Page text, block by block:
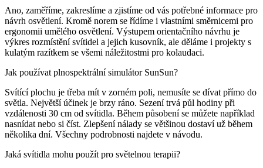
Ano, zaměříme, zakreslíme a zjistíme od vás potřebné informace pro
návrh osvětlení. Kromě norem se řídíme i vlastními směrnicemi pro
ergonomii umělého osvětlení. Výstupem orientačního návrhu je
výkres rozmístění svítidel a jejich kusovník, ale děláme i projekty s
kulatým razítkem se všemi náležitostmi pro kolaudaci.
Jak používat plnospektrální simulátor SunSun?
Svítící plochu je třeba mít v zorném poli, nemusíte se dívat přímo do
světla. Největší účinek je brzy ráno. Sezení trvá půl hodiny při
vzdálenosti 30 cm od svítidla. Během působení se můžete například
nasnídat nebo si číst. Zlepšení nálady se většinou dostaví už během
několika dní. Všechny podrobnosti najdete v návodu.
Jaká svítidla mohu použít pro světelnou terapii?